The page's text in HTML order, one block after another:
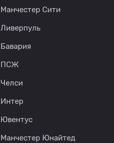
Манчестер Сити
Ливерпуль
Бавария
ПСЖ
Челси
Интер
Ювентус
Манчестер Юнайтед